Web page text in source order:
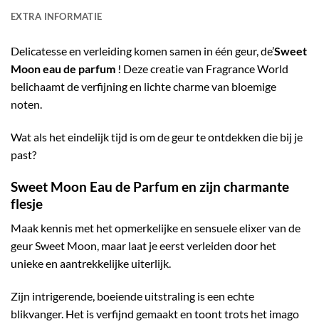
EXTRA INFORMATIE
Delicatesse en verleiding komen samen in één geur, de’Sweet
Moon eau de parfum ! Deze creatie van Fragrance World
belichaamt de verfijning en lichte charme van bloemige
noten.
Wat als het eindelijk tijd is om de geur te ontdekken die bij je
past?
Sweet Moon Eau de Parfum en zijn charmante
flesje
Maak kennis met het opmerkelijke en sensuele elixer van de
geur Sweet Moon, maar laat je eerst verleiden door het
unieke en aantrekkelijke uiterlijk.
Zijn intrigerende, boeiende uitstraling is een echte
blikvanger. Het is verfijnd gemaakt en toont trots het imago